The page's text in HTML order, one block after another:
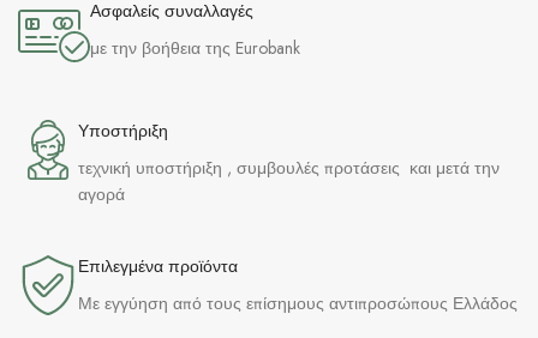
Ασφαλείς συναλλαγές
με την βοήθεια της Eurobank
Υποστήριξη
τεχνική υποστήριξη , συμβουλές προτάσεις και μετά την
αγορά
Επιλεγμένα προϊόντα​
Με εγγύηση από τους επίσημους αντιπροσώπους Ελλάδος